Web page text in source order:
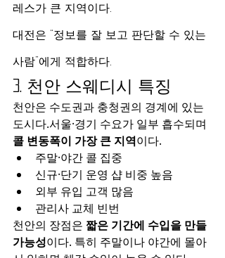
레스가 큰 지역이다.
대전은 “정보를 잘 보고 판단할 수 있는
사람”에게 적합하다.
3. 천안 스웨디시 특징
천안은 수도권과 충청권의 경계에 있는
도시다.서울·경기 수요가 일부 흡수되며
콜 변동폭이 가장 큰 지역이다.
주말·야간 콜 집중
신규·단기 운영 샵 비중 높음
외부 유입 고객 많음
관리사 교체 빈번
천안의 장점은 짧은 기간에 수입을 만들
가능성이다. 특히 주말이나 야간에 몰아